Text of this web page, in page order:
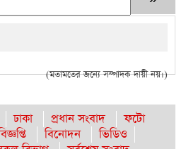
(মতামতের জন্যে সম্পাদক দায়ী নয়।)
ঢাকা প্রধান সংবাদ
ফটো
বিনোদন
ভিডিও